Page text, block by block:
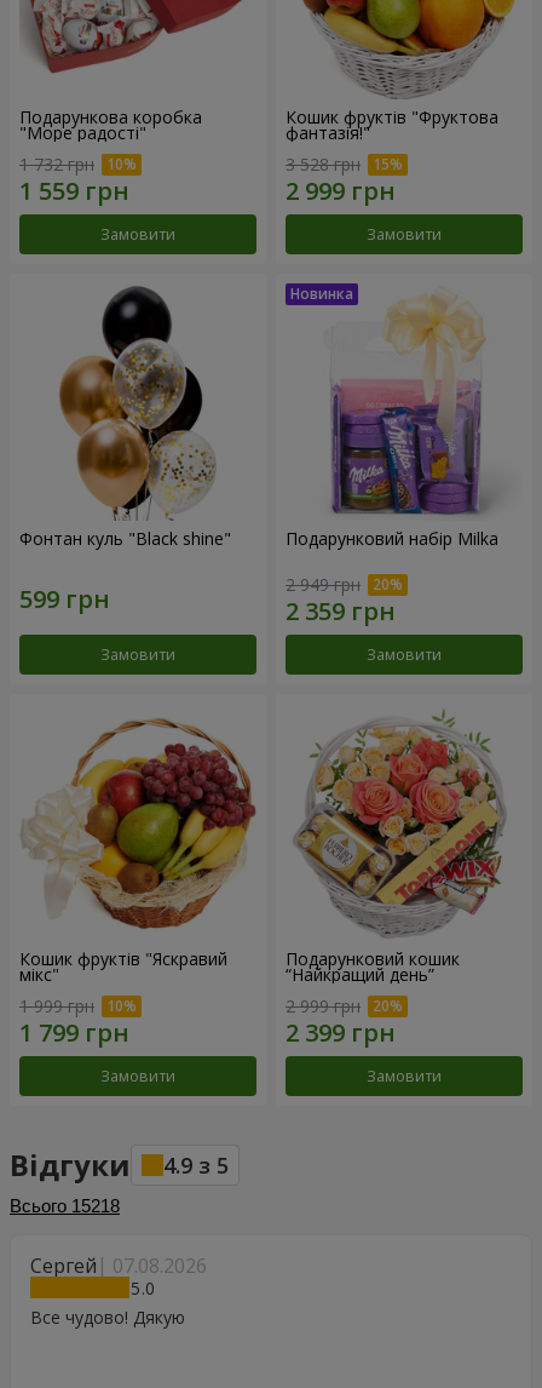
Подарункова коробка
"Море радості"
1 732 грн
Замовити
Кошик фруктів "Фруктова
фантазія!"
3 528 грн
Замовити
Фонтан куль "Black shine"
Замовити
Подарунковий набір Milka
2 949 грн
Замовити
Кошик фруктів "Яскравий
мікс"
1 999 грн
Замовити
Подарунковий кошик
“Найкращий день”
2 999 грн
Замовити
Відгуки 4.9 з 5
Всього 15218
Сергей 07.08.2026
5
Все чудово! Дякую